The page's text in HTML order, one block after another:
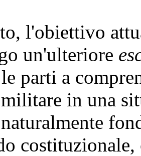
l'obiettivo
un'ulteriore
parti a
in una